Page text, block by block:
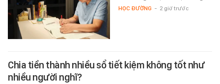
HỌC ĐƯỜNG - 2 giờ trước
Chia tiền thành nhiều sổ tiết kiệm không tốt như
nhiều người nghĩ?